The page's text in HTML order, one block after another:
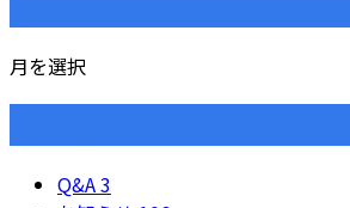
月を選択
Q&A3